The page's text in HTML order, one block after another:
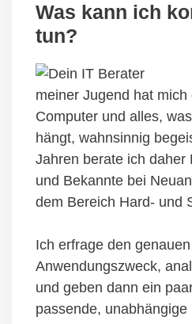
Was kann ich
tun?
meiner Jugend hat mich
Computer und alles,
hängt, wahnsinnig
Jahren berate ich daher
und Bekannte bei
dem Bereich Hard- und
Ich erfrage den genauen
Anwendungszweck,
und geben dann ein
passende,